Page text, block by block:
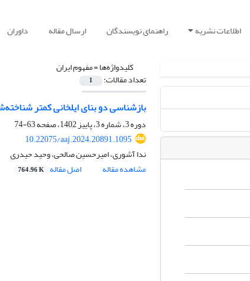
اطلاعات نشریه راهنمای نویسندگان ارسال مقاله داوران
کلیدواژه‌ها =مفهوم ایران
تعداد مقالات: 1
بازشناسی دو بنای ایلخانی کمتر
دوره 3، شماره 3، پاییز 1402، صفحه
63-74
10.22075/aaj.2024.20891.1095
ندا آشوری، امیرحسین صالحی، وحید حیدری
مشاهده مقاله
اصل مقاله 764.96 K